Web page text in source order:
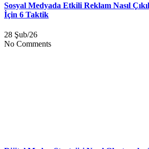
Sosyal Medyada Etkili Reklam Nasıl
İçin 6 Taktik
28 Şub/26
No Comments